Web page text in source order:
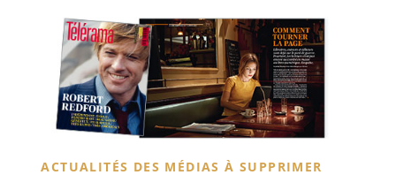
ACTUALITÉS DES MÉDIAS À SUPPRIMER